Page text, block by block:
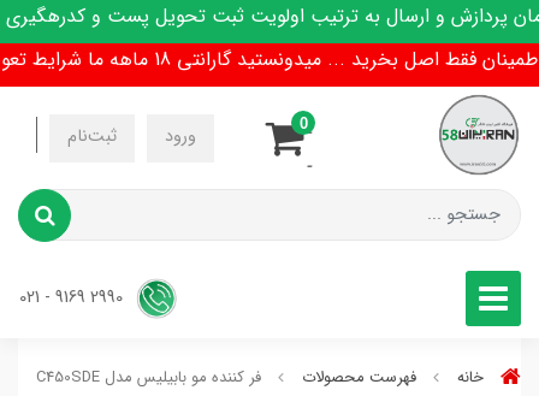
و ارسال به ترتیب اولویت ثبت تحویل پست و کدرهگیری
فقط اصل بخرید ... میدونستید گارانتی 18 ماهه ما شرایط تعویض هم داره !
ورود ثبت‌نام
-
-
0
خانه فهرست محصولات فر کننده مو بابیلیس مدل C450SDE